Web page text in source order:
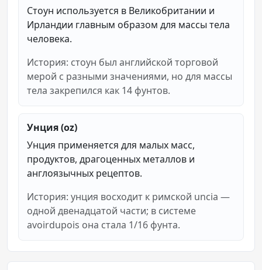
Стоун используется в Великобритании и
Ирландии главным образом для массы тела
человека.
История: стоун был английской торговой
мерой с разными значениями, но для массы
тела закрепился как 14 фунтов.
Унция (oz)
Унция применяется для малых масс,
продуктов, драгоценных металлов и
англоязычных рецептов.
История: унция восходит к римской uncia —
одной двенадцатой части; в системе
avoirdupois она стала 1/16 фунта.